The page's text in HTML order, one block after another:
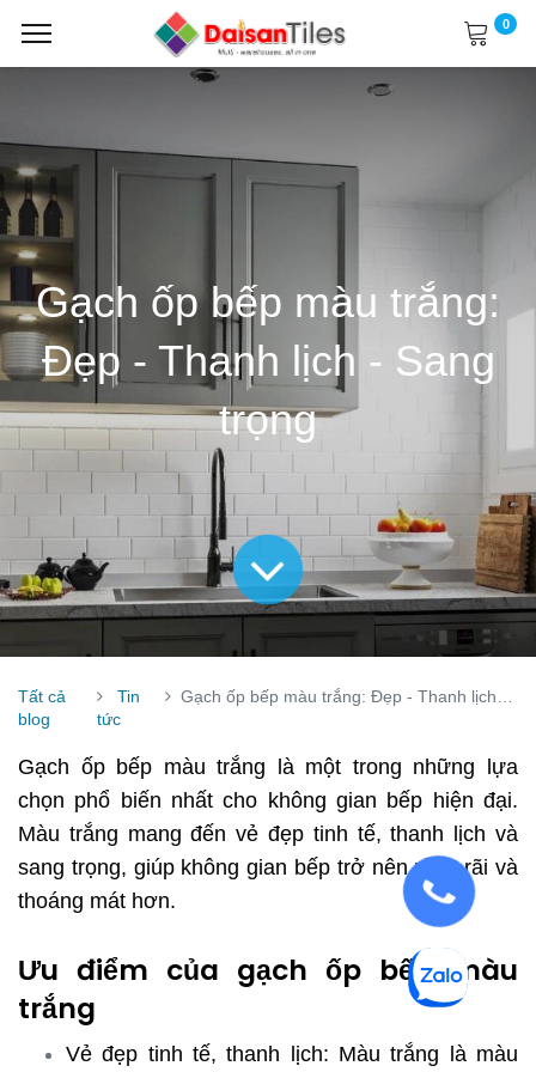
0
Gạch ốp bếp màu trắng:
Đẹp - Thanh lịch - Sang
trọng
Tất cả
blog
Tin
tức
Gạch ốp bếp màu trắng: Đẹp - Thanh lịch - Sang trọng
Gạch ốp bếp màu trắng là một trong những lựa
chọn phổ biến nhất cho không gian bếp hiện đại.
Màu trắng mang đến vẻ đẹp tinh tế, thanh lịch và
sang trọng, giúp không gian bếp trở nên rộng rãi và
thoáng mát hơn.
Ưu điểm của gạch ốp bếp màu
trắng
Vẻ đẹp tinh tế, thanh lịch: Màu trắng là màu